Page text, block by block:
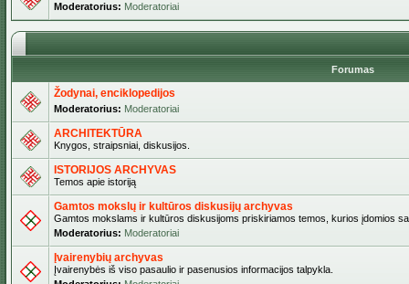
Moderatorius: Moderatoriai
Forumas
Žodynai, enciklopedijos
Moderatorius: Moderatoriai
ARCHITEKTŪRA
Knygos, straipsniai, diskusijos.
ISTORIJOS ARCHYVAS
Temos apie istoriją
Gamtos mokslų ir kultūros diskusijų archyvas
Gamtos mokslams ir kultūros diskusijoms priskiriamos temos, kurios įdomios
Moderatorius: Moderatoriai
Įvairenybių archyvas
Įvairenybės iš viso pasaulio ir pasenusios informacijos talpykla.